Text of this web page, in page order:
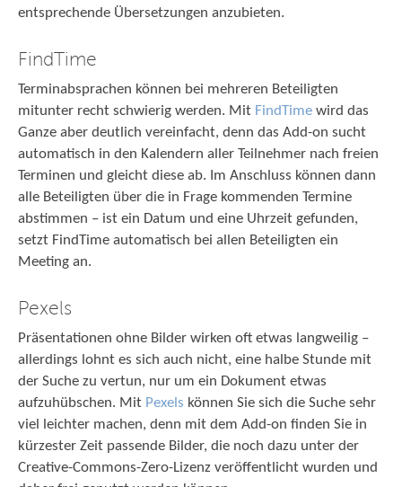
entsprechende Übersetzungen anzubieten.
FindTime
Terminabsprachen können bei mehreren Beteiligten
mitunter recht schwierig werden. Mit FindTime wird das
Ganze aber deutlich vereinfacht, denn das Add-on sucht
automatisch in den Kalendern aller Teilnehmer nach freien
Terminen und gleicht diese ab. Im Anschluss können dann
alle Beteiligten über die in Frage kommenden Termine
abstimmen – ist ein Datum und eine Uhrzeit gefunden,
setzt FindTime automatisch bei allen Beteiligten ein
Meeting an.
Pexels
Präsentationen ohne Bilder wirken oft etwas langweilig –
allerdings lohnt es sich auch nicht, eine halbe Stunde mit
der Suche zu vertun, nur um ein Dokument etwas
aufzuhübschen. Mit Pexels können Sie sich die Suche sehr
viel leichter machen, denn mit dem Add-on finden Sie in
kürzester Zeit passende Bilder, die noch dazu unter der
Creative-Commons-Zero-Lizenz veröffentlicht wurden und